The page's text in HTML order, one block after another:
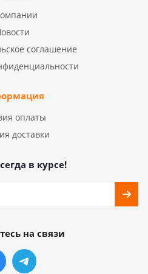
соглашение
оплаты
доставки
в курсе!
на связи